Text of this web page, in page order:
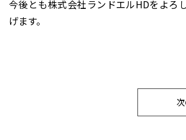
今後とも株式会社ランドエルHDをよろ
げます。